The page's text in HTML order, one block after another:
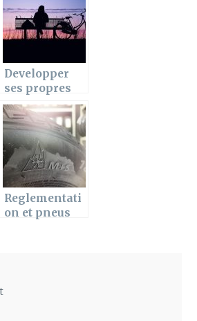
croisière ?
Developper
ses propres
loisirs est
important
pour se
relaxer
Reglementati
on et pneus